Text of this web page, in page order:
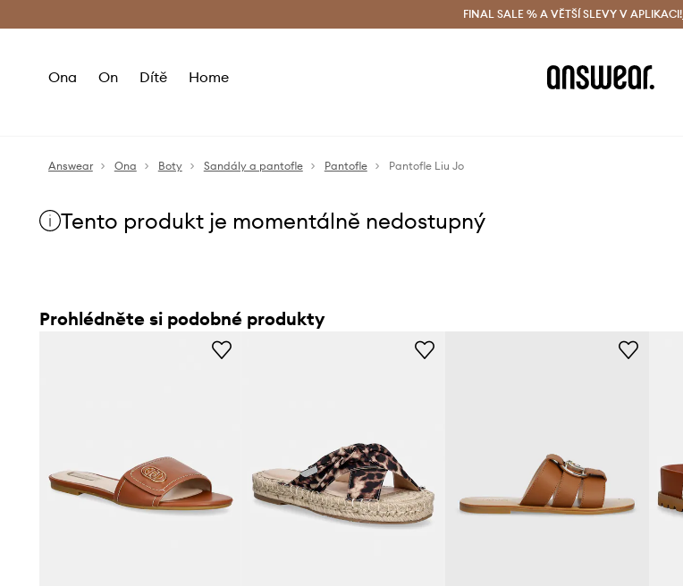
Doručení a vrácení zdarma (od 1800 Kč) Doručení i do 24 h
FINAL SALE % A VĚTŠÍ SLEVY V APLIKACI!
Ona On Dítě Home
Answear Ona Boty Sandály a pantofle Pantofle Pantofle Liu Jo
Tento produkt je momentálně nedostupný
Prohlédněte si podobné produkty